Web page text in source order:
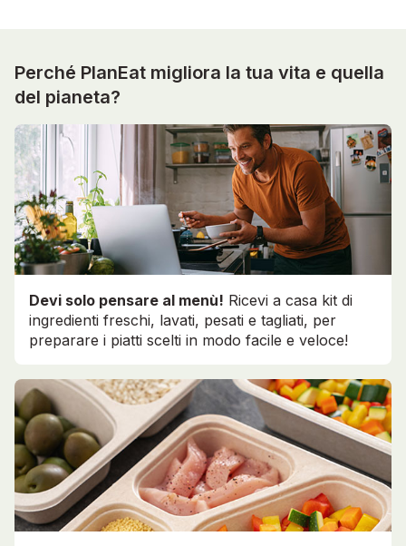
Perché PlanEat migliora la tua vita e quella
del pianeta?
Devi solo pensare al menù! Ricevi a casa kit di
ingredienti freschi, lavati, pesati e tagliati, per
preparare i piatti scelti in modo facile e veloce!